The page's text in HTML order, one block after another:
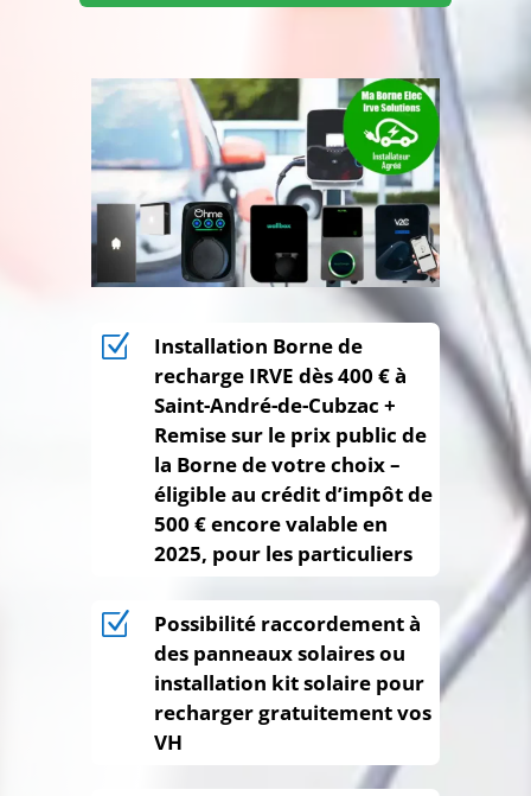
Z
Installation Borne de
recharge IRVE dès 400 € à
Saint-André-de-Cubzac +
Remise sur le prix public de
la Borne de votre choix –
éligible au crédit d’impôt de
500 € encore valable en
2025, pour les particuliers
Z
Possibilité raccordement à
des panneaux solaires ou
installation kit solaire pour
recharger gratuitement vos
VH